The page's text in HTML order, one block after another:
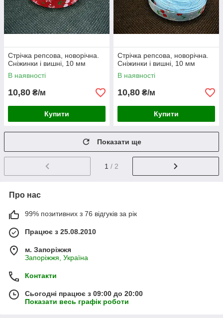
Стрічка репсова, новорічна.
Сніжинки і вишні, 10 мм
В наявності
10,80 ₴/м
Купити
Стрічка репсова, новорічна.
Сніжинки і вишні, 10 мм
В наявності
10,80 ₴/м
Купити
Показати ще
1 / 2
Про нас
99% позитивних з 76 відгуків за рік
Працює з 25.08.2010
м. Запоріжжя
Запоріжжя, Україна
Контакти
Сьогодні працює з 09:00 до 20:00
Показати весь графік роботи